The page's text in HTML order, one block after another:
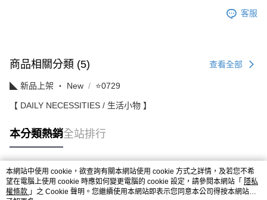
客服
商品相關分類 (5) 查看全部
◣ 新品上架 ‧ New ⭐0729
【 DAILY NECESSITIES / 生活小物 】
本分類熱銷全站排行
熱門標籤
本網站中使用 cookie，欲查詢有關本網站使用 cookie 方式之詳情，及若您不希
望在電腦上使用 cookie 時應如何變更電腦的 cookie 設定，請參閱本網站「 隱私
權條款 」之 Cookie 聲明。您繼續使用本網站即表示您同意本公司得按本網站使